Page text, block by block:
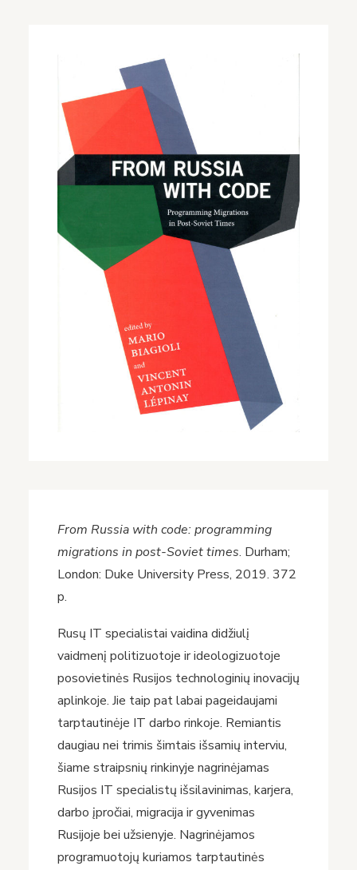
From Russia with code: programming
migrations in post-Soviet times. Durham;
London: Duke University Press, 2019. 372
p.
Rusų IT specialistai vaidina didžiulį
vaidmenį politizuotoje ir ideologizuotoje
posovietinės Rusijos technologinių inovacijų
aplinkoje. Jie taip pat labai pageidaujami
tarptautinėje IT darbo rinkoje. Remiantis
daugiau nei trimis šimtais išsamių interviu,
šiame straipsnių rinkinyje nagrinėjamas
Rusijos IT specialistų išsilavinimas, karjera,
darbo įpročiai, migracija ir gyvenimas
Rusijoje bei užsienyje. Nagrinėjamos
programuotojų kuriamos tarptautinės